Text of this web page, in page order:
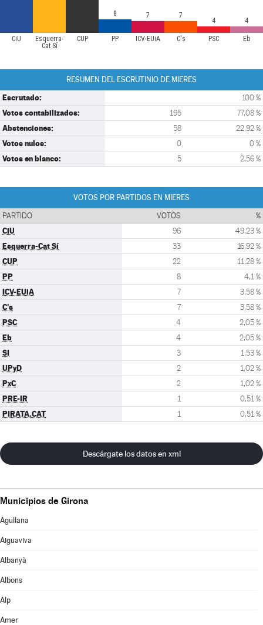
CiU
Esquerra-
Cat Sí
CUP PP ICV-EUiA C's PSC Eb
8 7 7
4 4
RESUMEN DEL ESCRUTINIO DE MIERES
Escrutado: 100 %
Votos contabilizados: 195 77,08 %
Abstenciones: 58 22,92 %
Votos nulos: 0 0 %
Votos en blanco: 5 2,56 %
VOTOS POR PARTIDOS EN MIERES
PARTIDO VOTOS %
CiU 96 49,23 %
Esquerra-Cat Sí 33 16,92 %
CUP 22 11,28 %
PP 8 4,1 %
ICV-EUiA 7 3,58 %
C's 7 3,58 %
PSC 4 2,05 %
Eb 4 2,05 %
SI 3 1,53 %
UPyD 2 1,02 %
PxC 2 1,02 %
PRE-IR 1 0,51 %
PIRATA.CAT 1 0,51 %
Descárgate los datos en xml
Municipios de Girona
Agullana
Aiguaviva
Albanyà
Albons
Alp
Amer